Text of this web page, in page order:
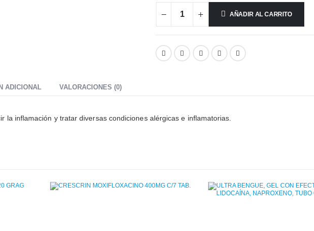
AÑADIR AL CARRITO
ADICIONAL VALORACIONES (0)
la inflamación y tratar diversas condiciones alérgicas e inflamatorias.